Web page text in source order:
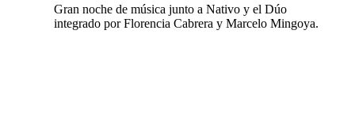
Gran noche de música junto a Nativo y el Dúo
integrado por Florencia Cabrera y Marcelo Mingoya.